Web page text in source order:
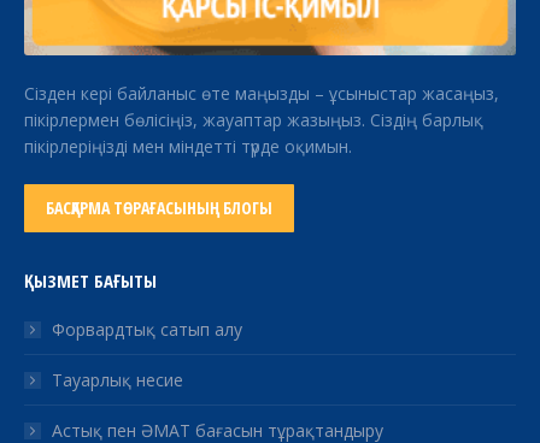
Сізден кері байланыс өте маңызды – ұсыныстар жасаңыз,
пікірлермен бөлісіңіз, жауаптар жазыңыз. Сіздің барлық
пікірлеріңізді мен міндетті түрде оқимын.
БАСҚАРМА ТӨРАҒАСЫНЫҢ БЛОГЫ
ҚЫЗМЕТ БАҒЫТЫ
Форвардтық сатып алу
Тауарлық несие
Астық пен ӘМАТ бағасын тұрақтандыру